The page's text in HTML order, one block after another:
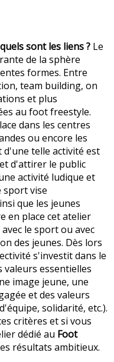
sont les liens ? Le
de la sphère
formes. Entre
team building, on
et plus
au foot freestyle.
dans les centres
ou encore les
telle activité est
d'attirer le public
activité ludique et
sport vise
que les jeunes
en place cet atelier
le sport ou avec
des jeunes. Dès lors
s'investit dans le
valeurs essentielles
image jeune, une
et des valeurs
solidarité, etc.).
critères et si vous
dédié au Foot
résultats ambitieux.